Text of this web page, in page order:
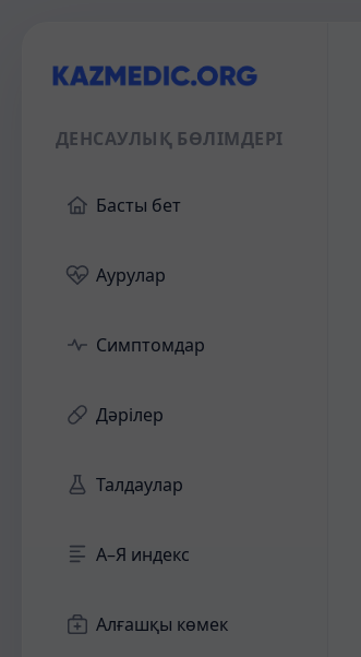
ДЕНСАУЛЫҚ БӨЛІМДЕРІ
Басты бет
Аурулар
Симптомдар
Дәрілер
Талдаулар
А–Я индекс
Алғашқы көмек